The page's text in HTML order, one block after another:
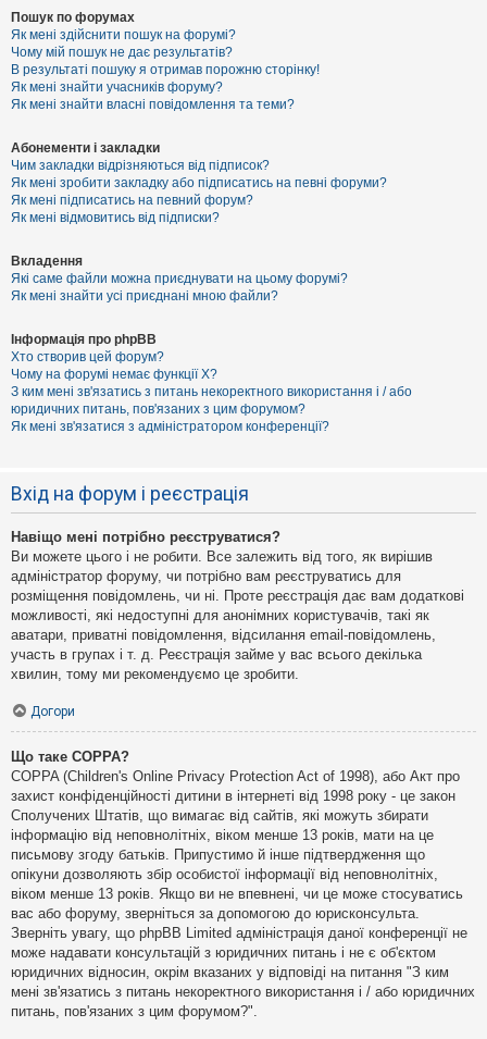
Пошук по форумах
Як мені здійснити пошук на форумі?
Чому мій пошук не дає результатів?
В результаті пошуку я отримав порожню сторінку!
Як мені знайти учасників форуму?
Як мені знайти власні повідомлення та теми?
Абонементи і закладки
Чим закладки відрізняються від підписок?
Як мені зробити закладку або підписатись на певні форуми?
Як мені підписатись на певний форум?
Як мені відмовитись від підписки?
Вкладення
Які саме файли можна приєднувати на цьому форумі?
Як мені знайти усі приєднані мною файли?
Інформація про phpBB
Хто створив цей форум?
Чому на форумі немає функції X?
З ким мені зв'язатись з питань некоректного використання і / або
юридичних питань, пов'язаних з цим форумом?
Як мені зв'язатися з адміністратором конференції?
Вхід на форум і реєстрація
Навіщо мені потрібно реєструватися?
Ви можете цього і не робити. Все залежить від того, як вирішив
адміністратор форуму, чи потрібно вам реєструватись для
розміщення повідомлень, чи ні. Проте реєстрація дає вам додаткові
можливості, які недоступні для анонімних користувачів, такі як
аватари, приватні повідомлення, відсилання email-повідомлень,
участь в групах і т. д. Реєстрація займе у вас всього декілька
хвилин, тому ми рекомендуємо це зробити.
Догори
Що таке COPPA?
COPPA (Children's Online Privacy Protection Act of 1998), або Акт про
захист конфіденційності дитини в інтернеті від 1998 року - це закон
Сполучених Штатів, що вимагає від сайтів, які можуть збирати
інформацію від неповнолітніх, віком менше 13 років, мати на це
письмову згоду батьків. Припустимо й інше підтвердження що
опікуни дозволяють збір особистої інформації від неповнолітніх,
віком менше 13 років. Якщо ви не впевнені, чи це може стосуватись
вас або форуму, зверніться за допомогою до юрисконсульта.
Зверніть увагу, що phpBB Limited адміністрація даної конференції не
може надавати консультацій з юридичних питань і не є об'єктом
юридичних відносин, окрім вказаних у відповіді на питання "З ким
мені зв'язатись з питань некоректного використання і / або юридичних
питань, пов'язаних з цим форумом?".